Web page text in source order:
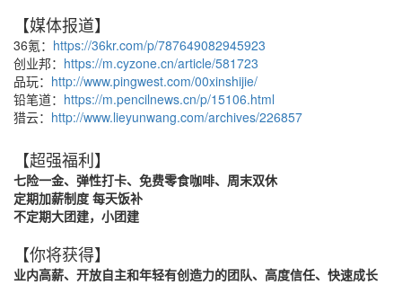
【媒体报道】
36氪： https://36kr.com/p/787649082945923
创业邦： https://m.cyzone.cn/article/581723
品玩： http://www.pingwest.com/00xinshijie/
铅笔道： https://m.pencilnews.cn/p/15106.html
猎云： http://www.lieyunwang.com/archives/226857
【超强福利】
七险一金、弹性打卡、免费零食咖啡、周末双休
定期加薪制度 每天饭补
不定期大团建，小团建
【你将获得】
业内高薪、开放自主和年轻有创造力的团队、高度信任、快速成长